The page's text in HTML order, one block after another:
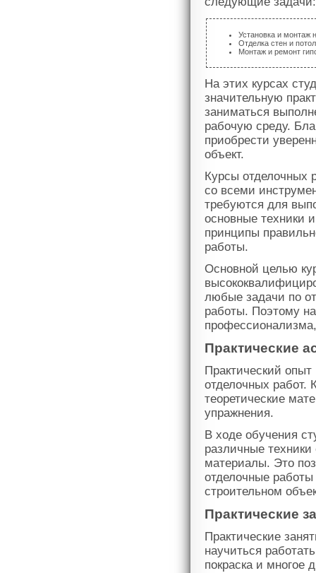
Установка и монтаж
Отделка стен и
Монтаж и ремонт
На этих курсах
значительную
заниматься
рабочую среду.
приобрести
объект.
Курсы отделочных
со всеми
требуются для
основные техники
принципы
работы.
Основной целью
любые задачи по
работы. Поэтому
Практические
Практический
отделочных работ.
теоретические
упражнения.
В ходе обучения
различные
материалы. Это
отделочные
строительном
Практические
Практические
научиться
покраска и многое